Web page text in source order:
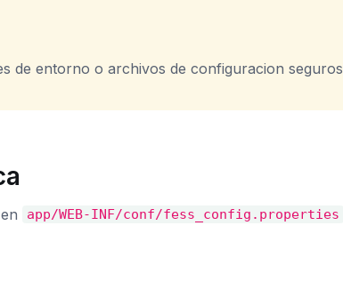
de entorno o archivos de configuracion seguros
app/WEB-INF/conf/fess_config.properties